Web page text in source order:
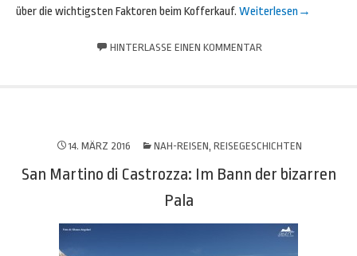
über die wichtigsten Faktoren beim Kofferkauf. Weiterlesen →
HINTERLASSE EINEN KOMMENTAR
14. MÄRZ 2016 NAH-REISEN, REISEGESCHICHTEN
San Martino di Castrozza: Im Bann der bizarren
Pala